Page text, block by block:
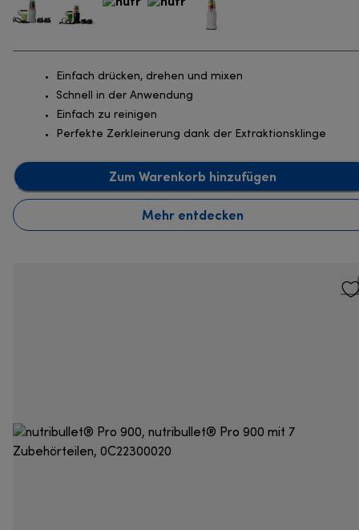
Einfach drücken, drehen und mixen
Schnell in der Anwendung
Einfach zu reinigen
Perfekte Zerkleinerung dank der Extraktionsklinge
Zum Warenkorb hinzufügen
Mehr entdecken